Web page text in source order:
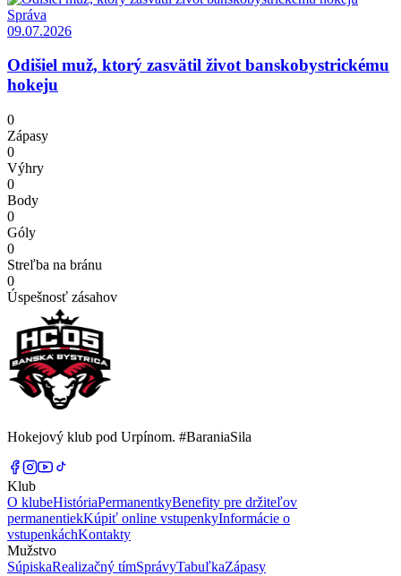
Správa
09.07.2026
Odišiel muž, ktorý zasvätil život banskobystrickému
hokeju
0
Zápasy
0
Výhry
0
Body
0
Góly
0
Streľba na bránu
0
Úspešnosť zásahov
Hokejový klub pod Urpínom. #BaraniaSila
Klub
O klubeHistóriaPermanentkyBenefity pre držiteľov
permanentiekKúpiť online vstupenkyInformácie o
vstupenkáchKontakty
Mužstvo
SúpiskaRealizačný tímSprávyTabuľkaZápasy